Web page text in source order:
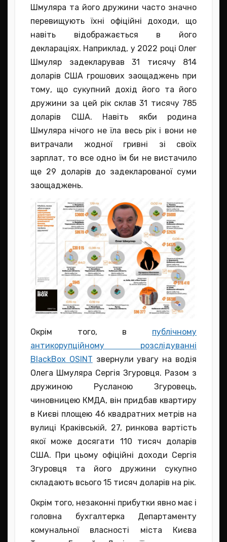
Шмуляра та його дружини часто значно
перевищують їхні офіційні доходи, що
навіть відображається в його
деклараціях. Наприклад, у 2022 році Олег
Шмуляр задекларував 31 тисячу 814
доларів США грошових заощаджень при
тому, що сукупний дохід його та його
дружини за цей рік склав 31 тисячу 785
доларів США. Навіть якби родина
Шмуляра нічого не їла весь рік і вони не
витрачали жодної гривні зі своїх
зарплат, то все одно їм би не вистачило
ще 29 доларів до задекларованої суми
заощаджень.
Окрім того, в публічному
антикорупційному розслідуванні
BlackBox OSINT звернули увагу на водія
Олега Шмуляра Сергія Згуровця. Разом з
дружиною Русланою Згуровець,
чиновницею КМДА, він придбав квартиру
в Києві площею 46 квадратних метрів на
вулиці Краківській, 27, ринкова вартість
якої може досягати 110 тисяч доларів
США. При цьому офіційні доходи Сергія
Згуровця та його дружини сукупно
складають всього 15 тисяч доларів на рік.
Окрім того, незаконні прибутки явно має і
головна бухгалтерка Департаменту
комунальної власності міста Києва